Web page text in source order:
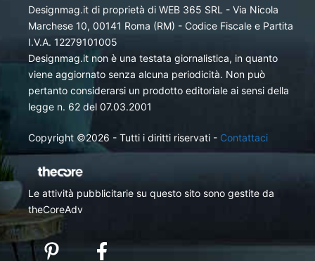
Designmag.it di proprietà di WEB 365 SRL - Via Nicola
Marchese 10, 00141 Roma (RM) - Codice Fiscale e Partita
I.V.A. 12279101005
Designmag.it non è una testata giornalistica, in quanto
viene aggiornato senza alcuna periodicità. Non può
pertanto considerarsi un prodotto editoriale ai sensi della
legge n. 62 del 07.03.2001
Copyright ©2026 - Tutti i diritti riservati - Contattaci
Le attività pubblicitarie su questo sito sono gestite da
theCoreAdv